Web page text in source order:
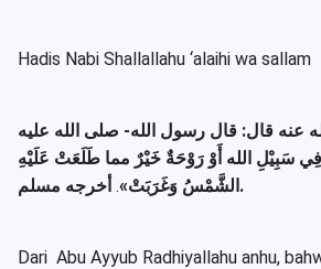
Hadis Nabi Shallallahu ‘alaihi wa sallam
عنه قال: قال رسول الله- صلى الله عليه
سَبِيْلِ الله أَوْ رَوْحَةٌ خَيْرٌ مما طَلَعَتْ عَلَيْهِ
الشَّمْسُ وَغَرَبَتْ». أخرجه مسلم.
Dari Abu Ayyub Radhiyallahu anhu,